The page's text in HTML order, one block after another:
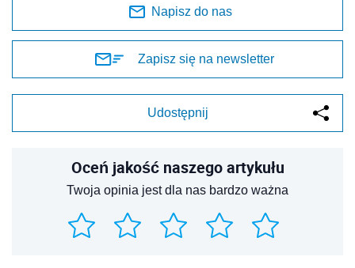
Napisz do nas
Zapisz się na newsletter
Udostępnij
Oceń jakość naszego artykułu
Twoja opinia jest dla nas bardzo ważna